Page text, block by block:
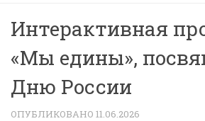
Интерактивная
«Мы едины»,
Дню России
ОПУБЛИКОВАНО 11.06.2026